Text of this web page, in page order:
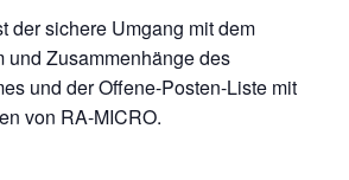
der sichere Umgang mit dem
und Zusammenhänge des
und der Offene-Posten-Liste mit
von RA-MICRO.